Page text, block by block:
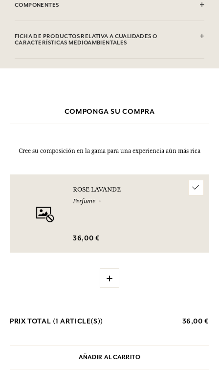
COMPONENTES
Linalool, Geraniol, Citronellol, Limonene, Coumarin, Citral. Esta
lista puede ser objeto de modificaciones. Consultar el embalaje del
FICHA DE PRODUCTOS RELATIVA A CUALIDADES O
CARACTERÍSTICAS MEDIOAMBIENTALES
Por favor, consulte las cualidades o características medioambientales
COMPONGA SU COMPRA
Cree su composición en la gama para una experiencia aún más rica
ROSE LAVANDE
Perfume
36,00 €
+
PRIX TOTAL (1 ARTICLE(S)) 36,00 €
AÑADIR AL CARRITO